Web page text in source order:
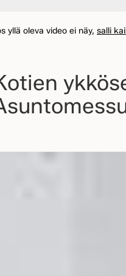
yllä oleva video ei näy, salli